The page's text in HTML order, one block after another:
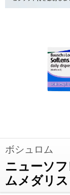
ボシュロム
ニューソ
ムメダリス